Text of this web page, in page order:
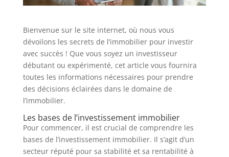
Bienvenue sur le site internet, où nous vous
dévoilons les secrets de l’immobilier pour investir
avec succès ! Que vous soyez un investisseur
débutant ou expérimenté, cet article vous fournira
toutes les informations nécessaires pour prendre
des décisions éclairées dans le domaine de
l’immobilier.
Les bases de l’investissement immobilier
Pour commencer, il est crucial de comprendre les
bases de l’investissement immobilier. Il s’agit d’un
secteur réputé pour sa stabilité et sa rentabilité à